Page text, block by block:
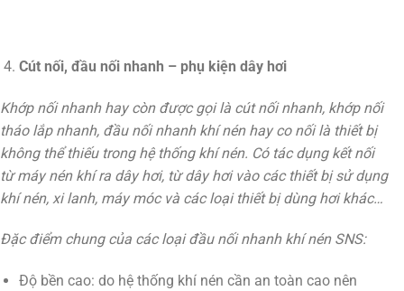
Cút nối, đầu nối nhanh – phụ kiện dây hơi
Khớp nối nhanh hay còn được gọi là cút nối nhanh, khớp nối
tháo lắp nhanh, đầu nối nhanh khí nén hay co nối là thiết bị
không thể thiếu trong hệ thống khí nén. Có tác dụng kết nối
từ máy nén khí ra dây hơi, từ dây hơi vào các thiết bị sử dụng
khí nén, xi lanh, máy móc và các loại thiết bị dùng hơi khác…
Đặc điểm chung của các loại đầu nối nhanh khí nén SNS:
Độ bền cao: do hệ thống khí nén cần an toàn cao nên